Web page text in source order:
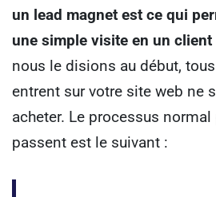
un lead magnet est ce qui
une simple visite en un
nous le disions au début,
entrent sur votre site web ne
acheter. Le processus
passent est le suivant :